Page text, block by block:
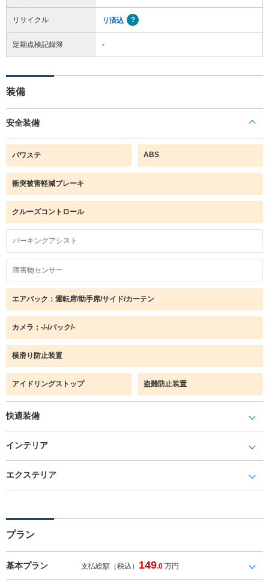
リサイクル リ済込
定期点検記録簿 -
装備
安全装備
パワステ ABS
衝突被害軽減ブレーキ
クルーズコントロール
パーキングアシスト
障害物センサー
エアバック：運転席/助手席/サイド/カーテン
カメラ：-/-/バック/-
横滑り防止装置
アイドリングストップ 盗難防止装置
快適装備
インテリア
エクステリア
プラン
基本プラン 支払総額（税込） 149.0 万円